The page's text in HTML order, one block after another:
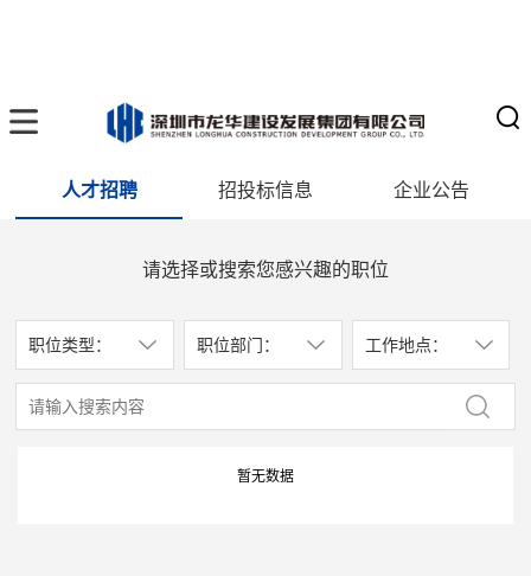
人才招聘 招投标信息 企业公告
请选择或搜索您感兴趣的职位
职位类型： 职位部门： 工作地点：
暂无数据